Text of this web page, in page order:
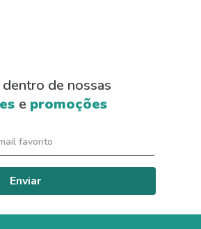
de nossas
e promoções
Enviar